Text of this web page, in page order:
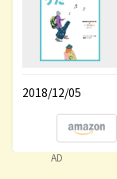
2018/12/05
AD